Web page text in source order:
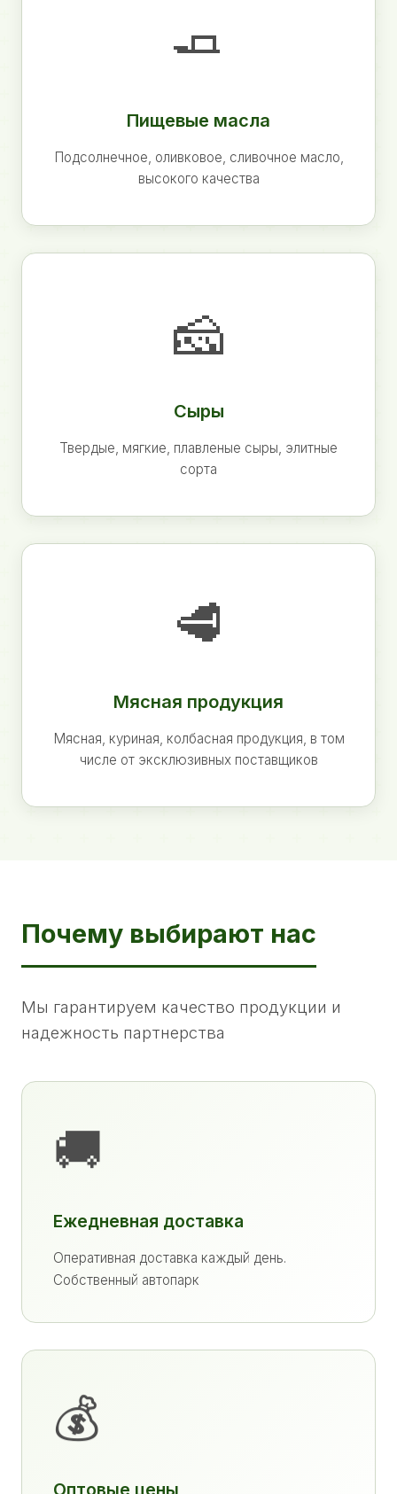
🧈
Пищевые масла
Подсолнечное, оливковое, сливочное масло,
высокого качества
🧀
Сыры
Твердые, мягкие, плавленые сыры, элитные
сорта
🥩
Мясная продукция
Мясная, куриная, колбасная продукция, в том
числе от эксклюзивных поставщиков
Почему выбирают нас
Мы гарантируем качество продукции и
надежность партнерства
🚚
Ежедневная доставка
Оперативная доставка каждый день.
Собственный автопарк
💰
Оптовые цены